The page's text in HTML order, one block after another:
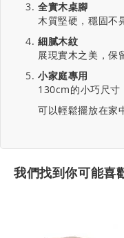
全實木桌腳
木質堅硬，穩固不
細膩木紋
展現實木之美，保
小家庭專用
130cm的小巧尺寸
可以輕鬆擺放在家
我們找到你可能喜